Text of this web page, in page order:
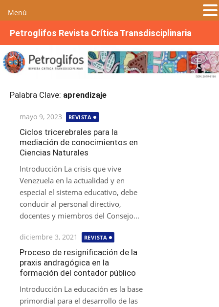
Petroglifos Revista Crítica Transdisciplinaria
Palabra Clave: aprendizaje
Publicada
el
mayo 9, 2023 REVISTA
Ciclos tricerebrales para la
mediación de conocimientos en
Ciencias Naturales
Introducción La crisis que vive
Venezuela en la actualidad y en
especial el sistema educativo, debe
conducir al personal directivo,
docentes y miembros del Consejo...
Publicada
el
diciembre 3, 2021 REVISTA
Proceso de resignificación de la
praxis andragógica en la
formación del contador público
Introducción La educación es la base
primordial para el desarrollo de las
Menú